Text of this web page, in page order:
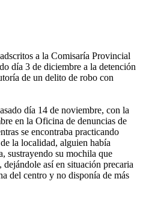
a la Comisaría Provincial
día 3 de diciembre a la detención
de un delito de robo con
día 14 de noviembre, con la
en la Oficina de denuncias de
se encontraba practicando
la localidad, alguien había
sustrayendo su mochila que
así en situación precaria
del centro y no disponía de más